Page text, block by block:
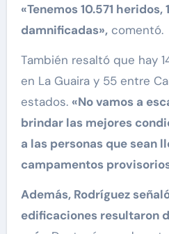
«Tenemos 10.571
damnificadas»,comentó.
También resaltó que hay
en La Guaira y 55 entre
estados. «No vamos a
brindar las mejores
a las personas que sean
campamentos
Además, Rodríguez
edificaciones resultaron